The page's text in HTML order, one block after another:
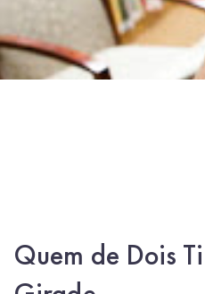
Quem de Dois